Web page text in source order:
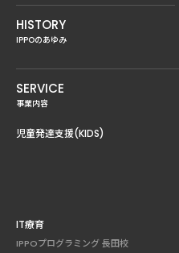
HISTORY
IPPOのあゆみ
SERVICE
事業内容
児童発達支援(KIDS)
IT療育
IPPOプログラミング 長田校